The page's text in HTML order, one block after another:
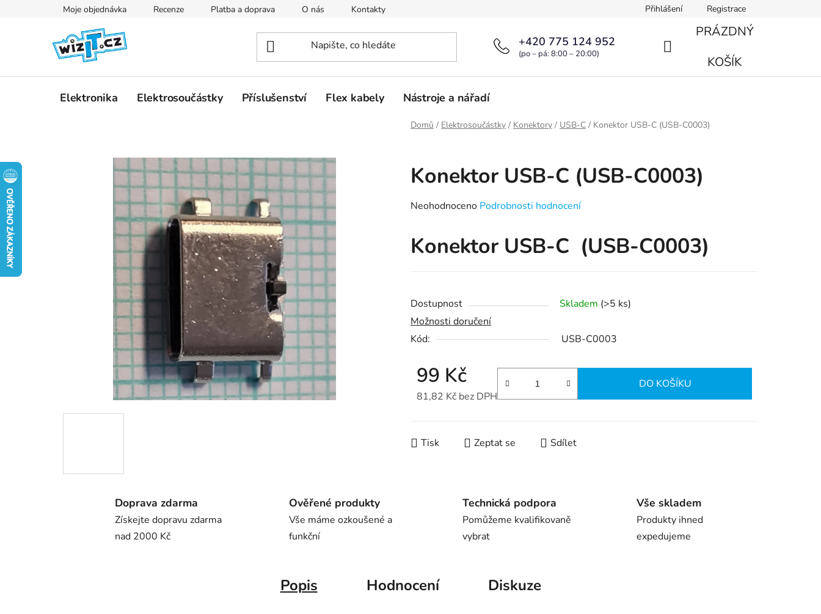
Moje objednávka Recenze Platba a doprava O nás Kontakty Přihlášení Registrace
+420 775 124 952
(po – pá: 8:00 – 20:00)
NÁKUPNÍ
PRÁZDNÝ
KOŠÍK
Elektronika Elektrosoučástky Příslušenství Flex kabely Nástroje a nářadí
Domů / Elektrosoučástky / Konektory / USB-C / Konektor USB-C (USB-C0003)
Konektor USB-C (USB-C0003)
Průměrné
produktu
je
5
hvězdiček.
Neohodnoceno Podrobnosti hodnocení
Konektor USB-C (USB-C0003)
Dostupnost Skladem (>5 ks)
Možnosti doručení
Kód:
USB-C0003
99 Kč
81,82 Kč bez DPH
DO KOŠÍKU
Tisk Zeptat se Sdílet
Doprava zdarma
Získejte dopravu zdarma
nad 2000 Kč
Ověřené produkty
Vše máme ozkoušené a
funkční
Technická podpora
Pomůžeme kvalifikovaně
vybrat
Vše skladem
Produkty ihned
expedujeme
Popis Hodnocení Diskuze